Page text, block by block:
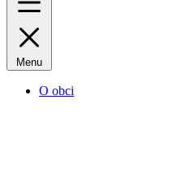
Menu
O obci